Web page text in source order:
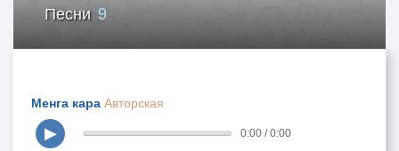
Песни 9
Менга кара Авторская
▶
0:00 / 0:00